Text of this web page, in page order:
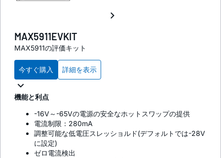
MAX5911EVKIT
MAX5911の評価キット
今すぐ購入 詳細を表示
機能と利点
-16V～-65Vの電源の安全なホットスワップの提供
電流制限：280mA
調整可能な低電圧スレッショルド(デフォルトでは-28V
に設定)
ゼロ電流検出